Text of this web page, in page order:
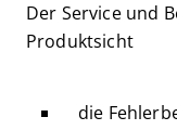
Der Service und
Produktsicht
die